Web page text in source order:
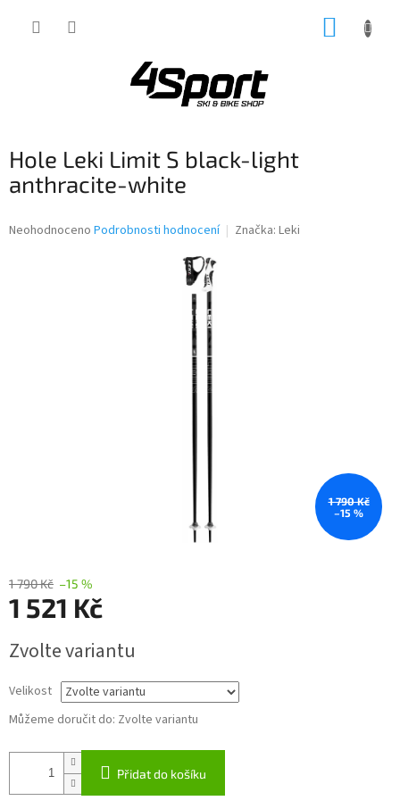
Hole Leki Limit S black-light
anthracite-white
Průměrné
Neohodnoceno Podrobnosti hodnocení Značka: Leki
1 790 Kč
–15 %
1 790 Kč –15 %
1 521 Kč
cena:
Zvolte variantu
Velikost
Můžeme doručit do: Zvolte variantu
Přidat do košíku